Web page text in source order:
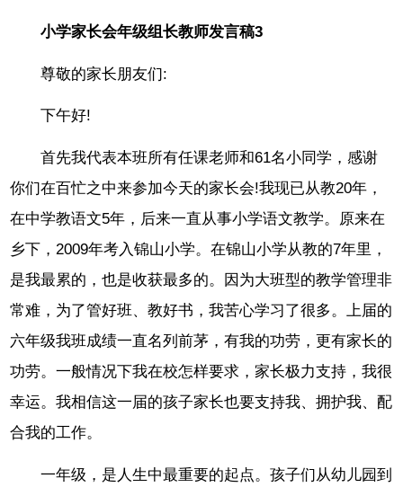
小学家长会年级组长教师发言稿3
尊敬的家长朋友们:
下午好!
首先我代表本班所有任课老师和61名小同学，感谢
你们在百忙之中来参加今天的家长会!我现已从教20年，
在中学教语文5年，后来一直从事小学语文教学。原来在
乡下，2009年考入锦山小学。在锦山小学从教的7年里，
是我最累的，也是收获最多的。因为大班型的教学管理非
常难，为了管好班、教好书，我苦心学习了很多。上届的
六年级我班成绩一直名列前茅，有我的功劳，更有家长的
功劳。一般情况下我在校怎样要求，家长极力支持，我很
幸运。我相信这一届的孩子家长也要支持我、拥护我、配
合我的工作。
一年级，是人生中最重要的起点。孩子们从幼儿园到